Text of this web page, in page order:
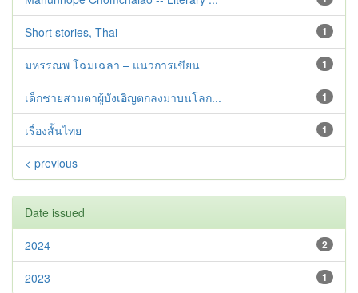
1
Short stories, Thai
1
มหรรณพ โฉมเฉลา – แนวการเขียน
1
เด็กชายสามตาผู้บังเอิญตกลงมาบนโลก...
1
เรื่องสั้นไทย
< previous
Date issued
2
2024
1
2023